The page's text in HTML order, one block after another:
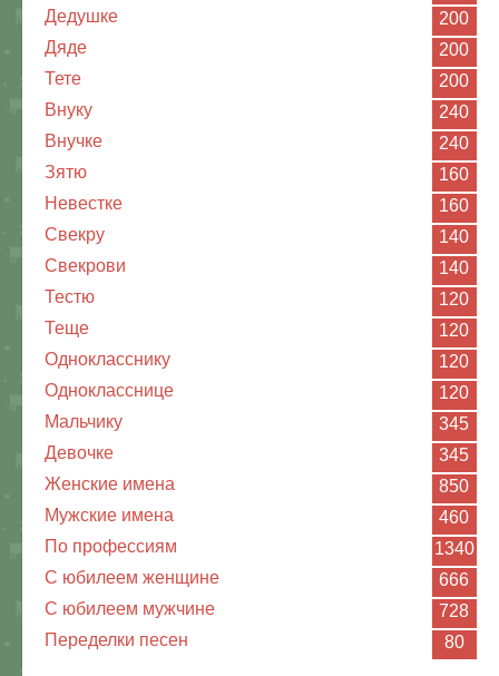
Дедушке
200
Дяде
200
Тете
200
Внуку
240
Внучке
240
Зятю
160
Невестке
160
Свекру
140
Свекрови
140
Тестю
120
Теще
120
Однокласснику
120
Однокласснице
120
Мальчику
345
Девочке
345
Женские имена
850
Мужские имена
460
По профессиям
1340
С юбилеем женщине
666
С юбилеем мужчине
728
Переделки песен
80